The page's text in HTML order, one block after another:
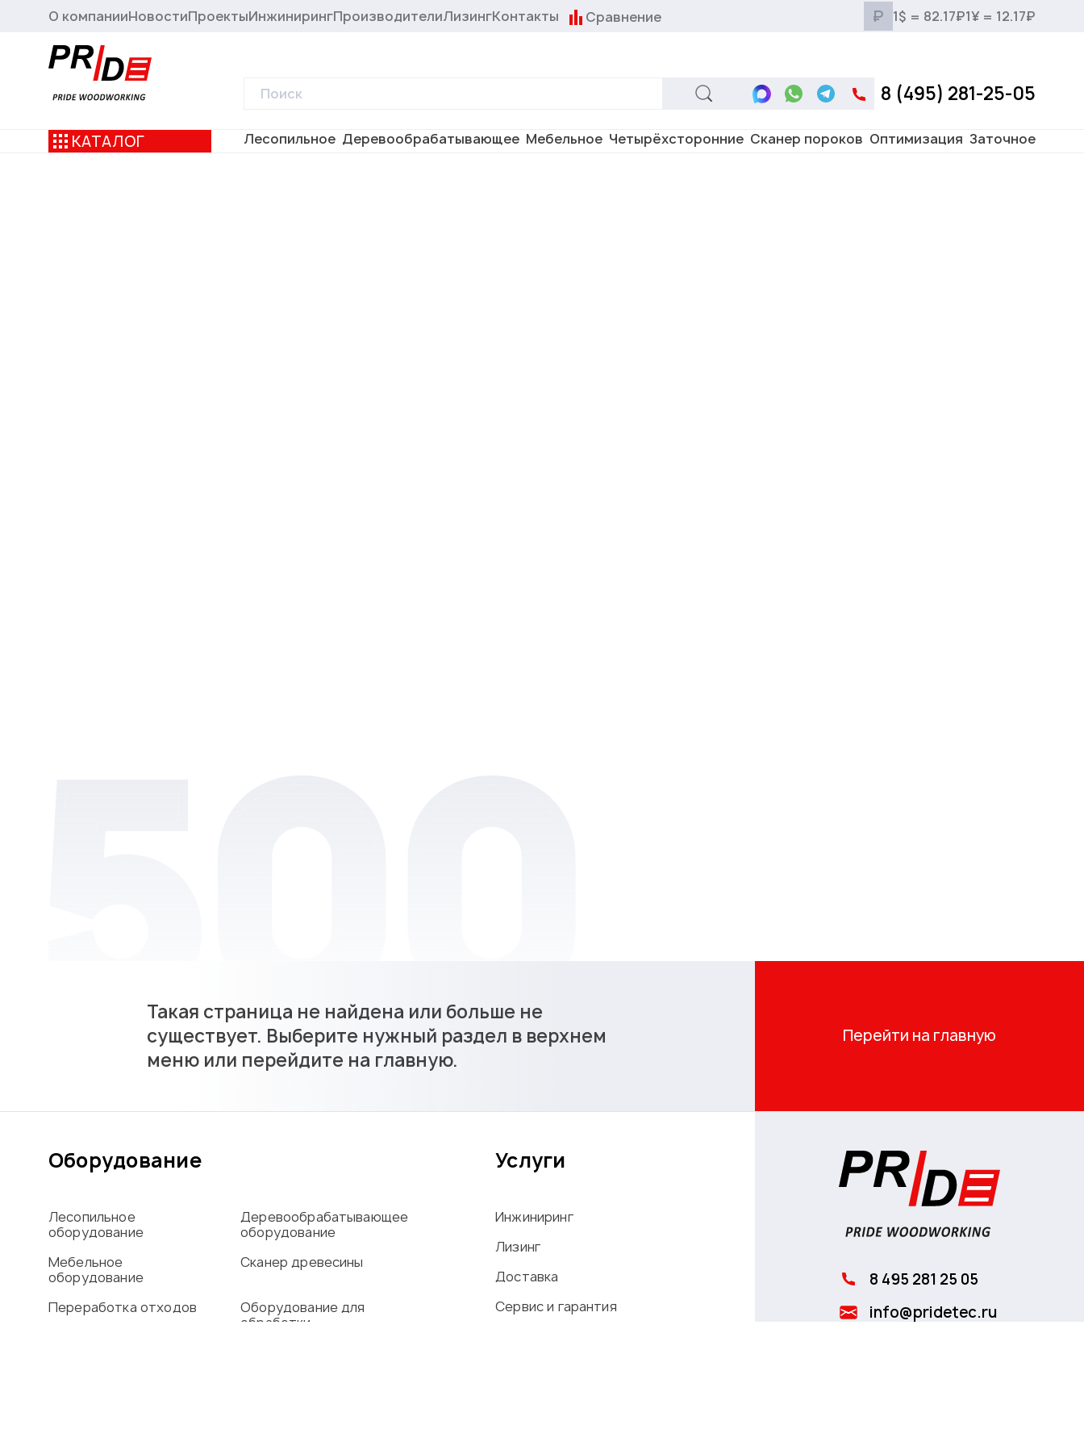
О компанииНовостиПроектыИнжинирингПроизводителиЛизингКонтакты Сравнение ₽ 1$ = 82.17₽1¥ = 12.17₽
КАТАЛОГ Лесопильное Деревообрабатывающее Мебельное Четырёхсторонние Сканер пороков Оптимизация Заточное
8 (495) 281-25-05
Такая страница не найдена или больше не
существует. Выберите нужный раздел в верхнем
меню или перейдите на главную.
Перейти на главную
Оборудование
Лесопильное
оборудование
Деревообрабатывающее
оборудование
Мебельное
оборудование
Сканер древесины
Переработка отходов
Оборудование для
обработки
Услуги
Инжиниринг
Лизинг
Доставка
Сервис и гарантия
8 495 281 25 05
info@pridetec.ru